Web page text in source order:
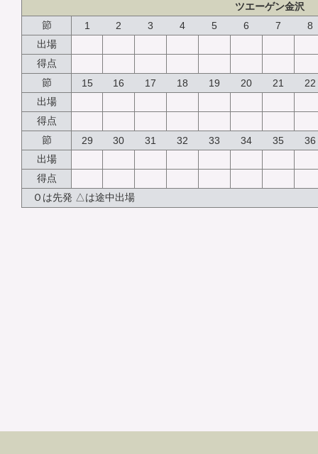
ツエーゲン金沢
節
1 2 3 4 5 6 7 8
出場
得点
節
15 16 17 18 19 20 21 22
出場
得点
節
29 30 31 32 33 34 35 36
出場
得点
Ｏは先発 △は途中出場